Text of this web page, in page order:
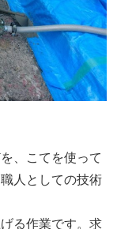
、こてを使って
人としての技術
る作業です。求